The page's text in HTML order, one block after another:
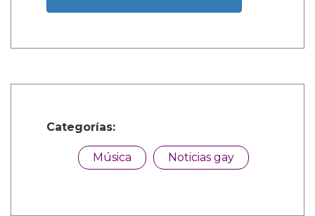
Categorías:
Música Noticias gay